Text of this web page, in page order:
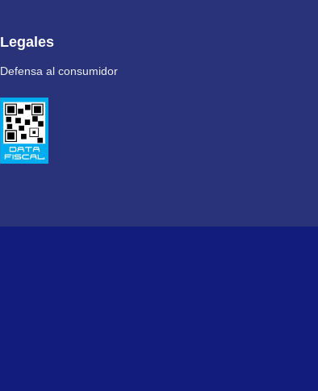
Legales
Defensa al consumidor